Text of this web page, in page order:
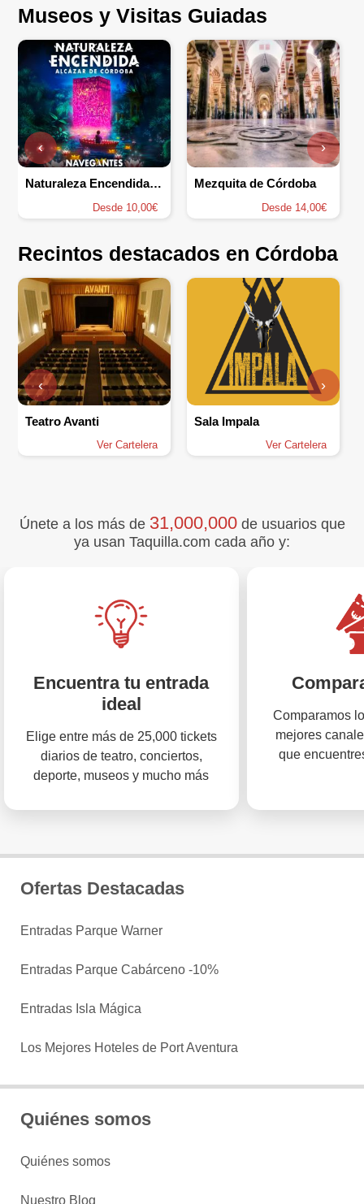
Museos y Visitas Guiadas
Naturaleza Encendida en Córdoba
Desde 10,00€
Mezquita de Córdoba
Desde 14,00€
‹ ›
Recintos destacados en Córdoba
Teatro Avanti
Ver Cartelera
Sala Impala
Ver Cartelera
‹ ›
Únete a los más de 31,000,000de usuarios que
ya usan Taquilla.com cada año y:
Encuentra tu entrada
ideal
Elige entre más de 25,000 tickets
diarios de teatro, conciertos,
deporte, museos y mucho más
Comparamos
mejores
que
Ofertas Destacadas
Entradas Parque Warner
Entradas Parque Cabárceno -10%
Entradas Isla Mágica
Los Mejores Hoteles de Port Aventura
Quiénes somos
Quiénes somos
Nuestro Blog